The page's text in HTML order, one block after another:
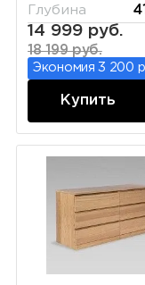
Глубина
14 999 руб.
18 199 руб.
Экономия 3 200
Купить